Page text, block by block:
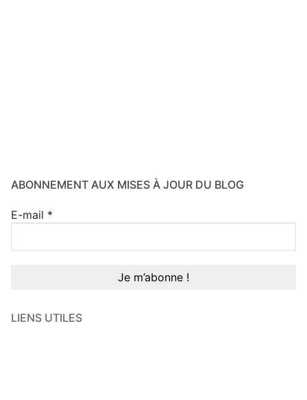
ABONNEMENT AUX MISES À JOUR DU BLOG
E-mail *
LIENS UTILES